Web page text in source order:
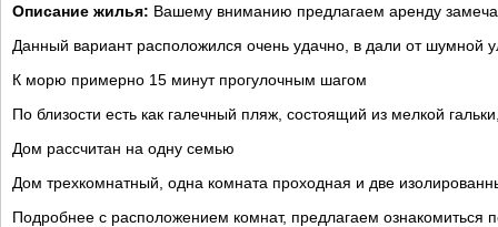
Описание жилья: Вашему вниманию предлагаем аренду
Данный вариант расположился очень удачно, в дали от шумной
К морю примерно 15 минут прогулочным шагом
По близости есть как галечный пляж, состоящий из мелкой
Дом рассчитан на одну семью
Дом трехкомнатный, одна комната проходная и две
Подробнее с расположением комнат, предлагаем ознакомиться